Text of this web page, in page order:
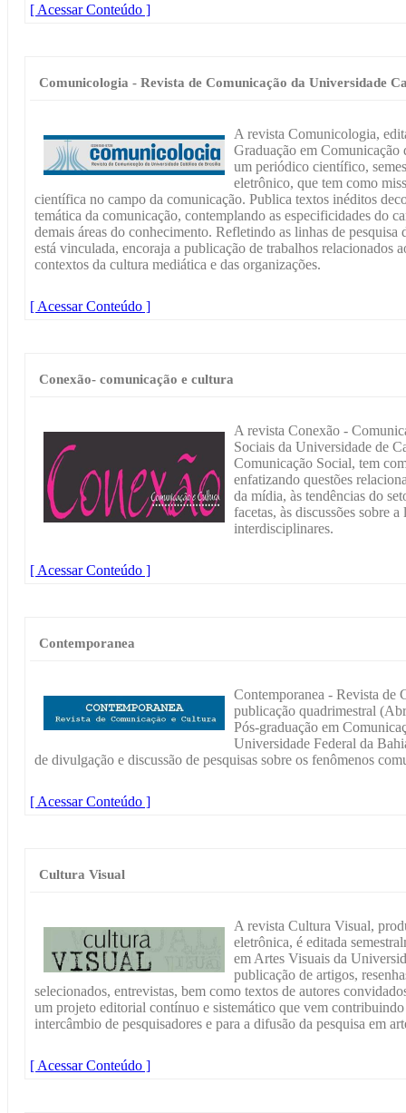
[ Acessar Conteúdo ]
Comunicologia - Revista de Comunicação da Universidade
A revista Comunicologia,
Graduação em
um periódico científico,
eletrônico, que tem como
científica no campo da comunicação. Publica textos inéditos
temática da comunicação, contemplando as especificidades do
demais áreas do conhecimento. Refletindo as linhas de
está vinculada, encoraja a publicação de trabalhos relacionados
contextos da cultura mediática e das organizações.
[ Acessar Conteúdo ]
Conexão- comunicação e cultura
A revista Conexão -
Sociais da Universidade de
Comunicação Social, tem
enfatizando questões
da mídia, às tendências do
facetas, às discussões sobre
interdisciplinares.
[ Acessar Conteúdo ]
Contemporanea
Contemporanea - Revista de
publicação quadrimestral
Pós-graduação em
Universidade Federal da
de divulgação e discussão de pesquisas sobre os fenômenos
[ Acessar Conteúdo ]
Cultura Visual
A revista Cultura Visual,
eletrônica, é editada
em Artes Visuais da
publicação de artigos,
selecionados, entrevistas, bem como textos de autores
um projeto editorial contínuo e sistemático que vem contribuindo
intercâmbio de pesquisadores e para a difusão da pesquisa em
[ Acessar Conteúdo ]